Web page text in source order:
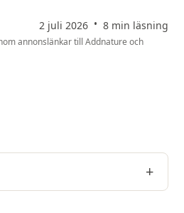
2 juli 2026 • 8 min läsning
annonslänkar till Addnature och